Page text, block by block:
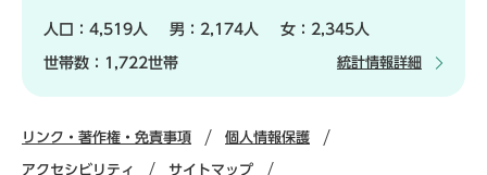
人口： 4,519人 男： 2,174人 女： 2,345人
世帯数： 1,722世帯 統計情報詳細
リンク・著作権・免責事項 個人情報保護
アクセシビリティ サイトマップ